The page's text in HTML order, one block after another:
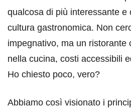
qualcosa di più interessante e
cultura gastronomica. Non
impegnativo, ma un ristorante
nella cucina, costi accessibili
Ho chiesto poco, vero?
Abbiamo così visionato i